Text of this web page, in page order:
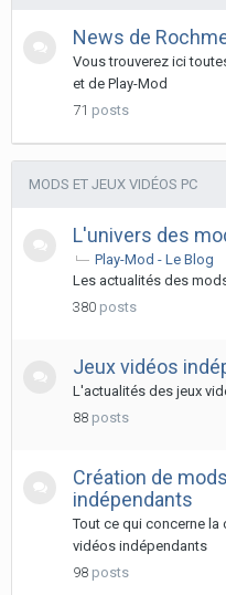
News de
Vous trouverez ici
et de Play-Mod
71 posts
MODS ET JEUX VIDÉOS PC
L'univers des
Play-Mod - Le Blog
Les actualités des
380 posts
Jeux vidéos
L'actualités des jeux
88 posts
Création de
indépendants
Tout ce qui concerne
vidéos indépendants
98 posts